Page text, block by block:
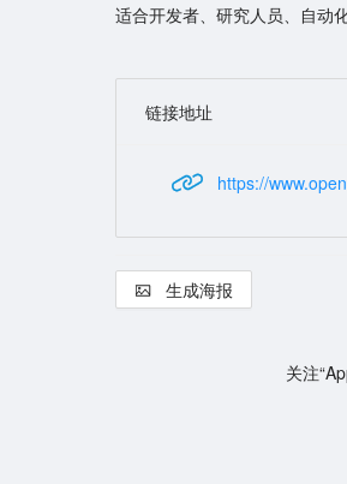
适合开发者、研究人员、自动
链接地址
https://
生成海报
关注